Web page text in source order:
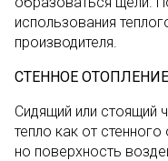
использования
производителя.
СТЕННОЕ ОТОПЛЕНИЕ
Сидящий или стоящий
тепло как от
но поверхность